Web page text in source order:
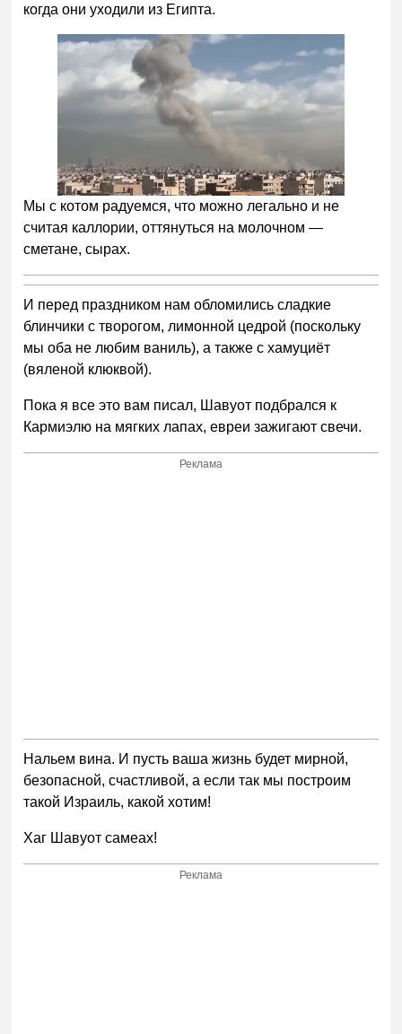
когда они уходили из Египта.
Мы с котом радуемся, что можно легально и не
считая каллории, оттянуться на молочном —
сметане, сырах.
И перед праздником нам обломились сладкие
блинчики с творогом, лимонной цедрой (поскольку
мы оба не любим ваниль), а также с хамуциёт
(вяленой клюквой).
Пока я все это вам писал, Шавуот подбрался к
Кармиэлю на мягких лапах, евреи зажигают свечи.
Реклама
Нальем вина. И пусть ваша жизнь будет мирной,
безопасной, счастливой, а если так мы построим
такой Израиль, какой хотим!
Хаг Шавуот самеах!
Реклама